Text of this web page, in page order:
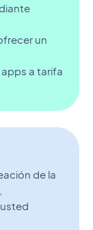
un
a tarifa
de la